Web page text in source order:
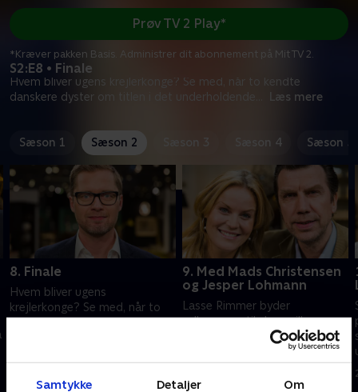
Samtykke Detaljer Om
S2:E8 • Finale
Hvem bliver ugens krejlerkonge? Se med, når to kendte
danskere dyster om titlen i det underholdende
Læs mere
Prøv TV 2 Play*
*Kræver pakken Basis. Administrer dit abonnement på Mit TV 2.
Sæson 1 Sæson 2 Sæson 3 Sæson 4 Sæson 5
8. Finale
Hvem bliver ugens
krejlerkonge? Se med, når to
Østergaard og Andreas Bo
9. Med Mads Christensen
og Jesper Lohmann
Lasse Rimmer byder
velkommen til skuespiller
Jesper Lohmann og blærerøv
Mads Christensen, når der skal
quizzes om antikviteter og
loppefund. Holdkaptajner er